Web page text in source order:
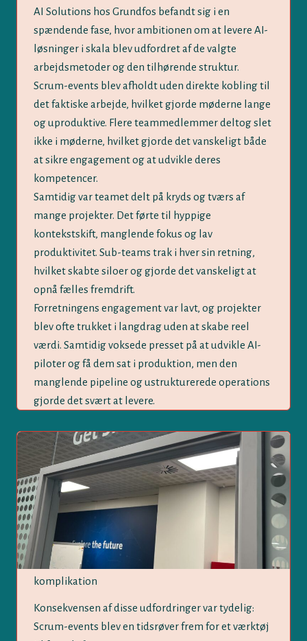
AI Solutions hos Grundfos befandt sig i en
spændende fase, hvor ambitionen om at levere AI-
løsninger i skala blev udfordret af de valgte
arbejdsmetoder og den tilhørende struktur.
Scrum-events blev afholdt uden direkte kobling til
det faktiske arbejde, hvilket gjorde møderne lange
og uproduktive. Flere teammedlemmer deltog slet
ikke i møderne, hvilket gjorde det vanskeligt både
at sikre engagement og at udvikle deres
kompetencer.
Samtidig var teamet delt på kryds og tværs af
mange projekter. Det førte til hyppige
kontekstskift, manglende fokus og lav
produktivitet. Sub-teams trak i hver sin retning,
hvilket skabte siloer og gjorde det vanskeligt at
opnå fælles fremdrift.
Forretningens engagement var lavt, og projekter
blev ofte trukket i langdrag uden at skabe reel
værdi. Samtidig voksede presset på at udvikle AI-
piloter og få dem sat i produktion, men den
manglende pipeline og ustrukturerede operations
gjorde det svært at levere.
komplikation
Konsekvensen af disse udfordringer var tydelig:
Scrum-events blev en tidsrøver frem for et værktøj